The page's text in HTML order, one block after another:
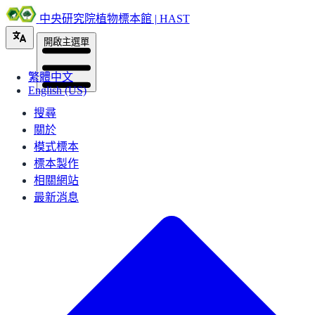
中央研究院植物標本館 | HAST
繁體中文
English (US)
開啟主選單
搜尋
關於
模式標本
標本製作
相關網站
最新消息